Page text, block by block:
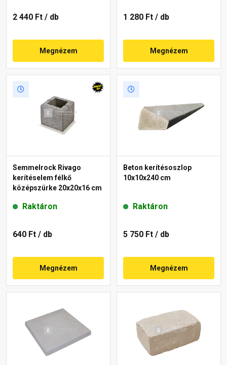
2 440 Ft / db
Megnézem
1 280 Ft / db
Megnézem
Semmelrock Rivago
kerítéselem félkő
középszürke 20x20x16 cm
Raktáron
640 Ft / db
Megnézem
Beton kerítésoszlop
10x10x240 cm
Raktáron
5 750 Ft / db
Megnézem